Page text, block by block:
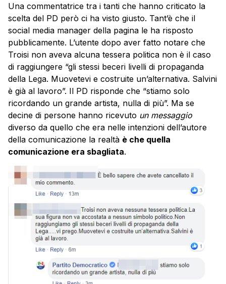
Una commentatrice tra i tanti che hanno criticato la
scelta del PD però ci ha visto giusto. Tant’è che il
social media manager della pagina le ha risposto
pubblicamente. L’utente dopo aver fatto notare che
Troisi non aveva alcuna tessera politica non è il caso
di raggiungere “gli stessi beceri livelli di propaganda
della Lega. Muovetevi e costruite un’alternativa. Salvini
è già al lavoro”. Il PD risponde che “stiamo solo
ricordando un grande artista, nulla di più”. Ma se
decine di persone hanno ricevuto un messaggio
diverso da quello che era nelle intenzioni dell’autore
della comunicazione la realtà è che quella
comunicazione era sbagliata.